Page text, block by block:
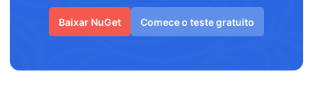
Baixar NuGet Comece o teste gratuito